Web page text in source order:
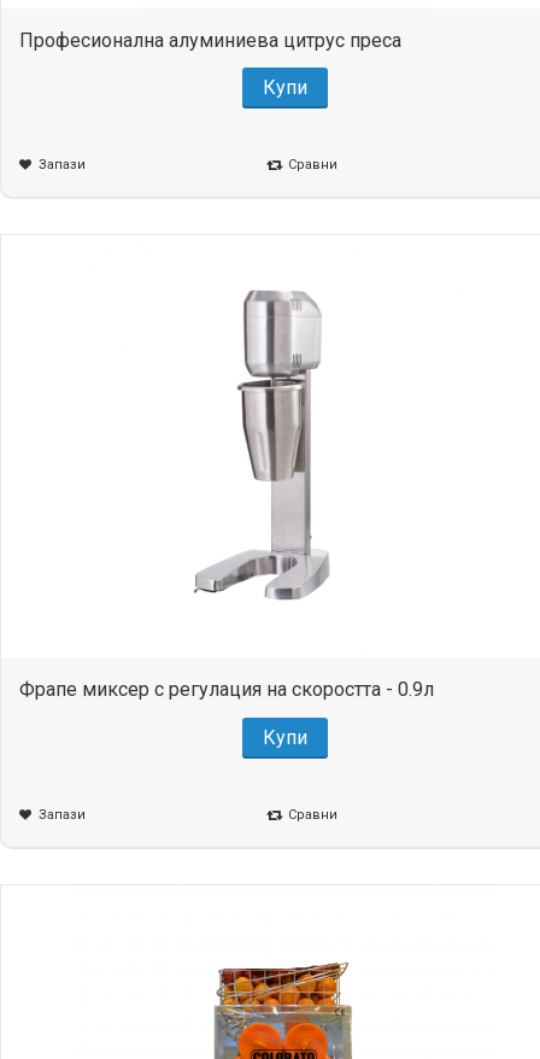
Професионална алуминиева цитрус преса
Купи
Запази Сравни
Фрапе миксер с регулация на скоростта - 0.9л
Купи
Запази Сравни